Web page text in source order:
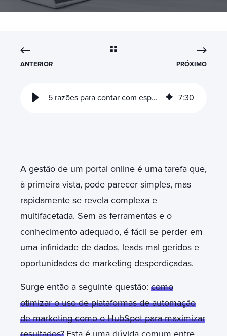
ANTERIOR PRÓXIMO
5 razões para contar com especialistas na implementação do HubSpot CRM 7:30
A gestão de um portal online é uma tarefa que,
à primeira vista, pode parecer simples, mas
rapidamente se revela complexa e
multifacetada. Sem as ferramentas e o
conhecimento adequado, é fácil se perder em
uma infinidade de dados, leads mal geridos e
oportunidades de marketing desperdiçadas.
Surge então a seguinte questão: como
otimizar o uso de plataformas de automação
de marketing como o HubSpot para maximizar
resultados? Esta é uma dúvida comum entre